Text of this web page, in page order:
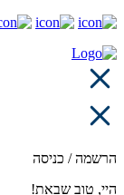
הרשמה / כניסה
היי, טוב שבאת!